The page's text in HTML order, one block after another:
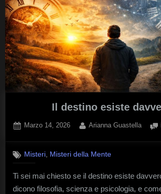
Il destino esiste
Posted
Marzo 14, 2026 By
Arianna Guastella
Misteri Misteri della Mente
Ti sei mai chiesto se il destino esiste
dicono filosofia, scienza e psicologia, e